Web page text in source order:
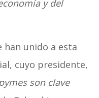
y del
han unido a esta
cuyo presidente,
son clave